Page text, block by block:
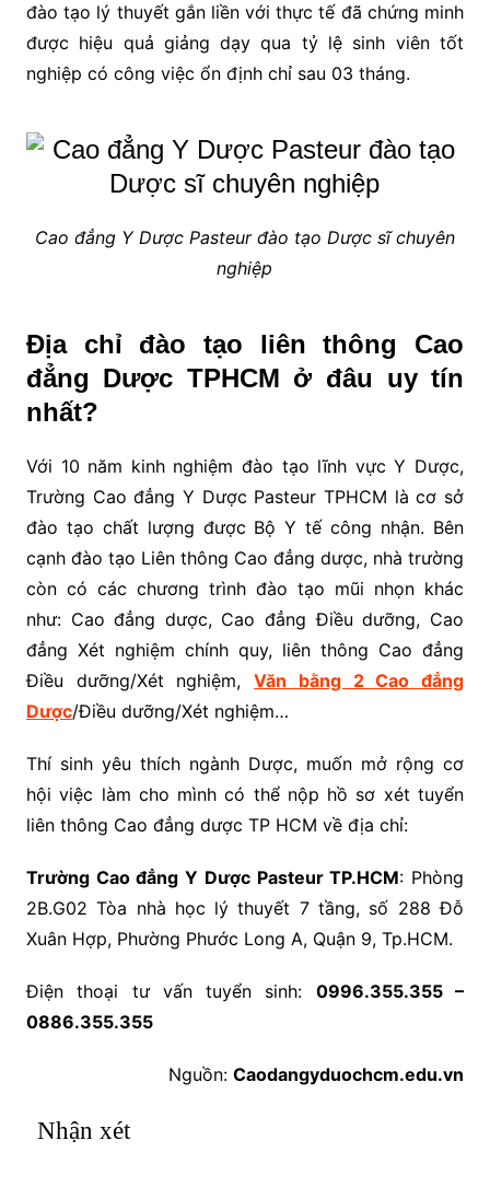
đào tạo lý thuyết gắn liền với thực tế đã chứng minh
được hiệu quả giảng dạy qua tỷ lệ sinh viên tốt
nghiệp có công việc ổn định chỉ sau 03 tháng.
Cao đẳng Y Dược Pasteur đào tạo Dược sĩ chuyên
nghiệp
Địa chỉ đào tạo liên thông Cao
đẳng Dược TPHCM ở đâu uy tín
nhất?
Với 10 năm kinh nghiệm đào tạo lĩnh vực Y Dược,
Trường Cao đẳng Y Dược Pasteur TPHCM là cơ sở
đào tạo chất lượng được Bộ Y tế công nhận. Bên
cạnh đào tạo Liên thông Cao đẳng dược, nhà trường
còn có các chương trình đào tạo mũi nhọn khác
như: Cao đẳng dược, Cao đẳng Điều dưỡng, Cao
đẳng Xét nghiệm chính quy, liên thông Cao đẳng
Điều dưỡng/Xét nghiệm,Văn bằng 2 Cao đẳng
Dược/Điều dưỡng/Xét nghiệm…
Thí sinh yêu thích ngành Dược, muốn mở rộng cơ
hội việc làm cho mình có thể nộp hồ sơ xét tuyển
liên thông Cao đẳng dược TP HCM về địa chỉ:
Trường Cao đẳng Y Dược Pasteur TP.HCM: Phòng
2B.G02 Tòa nhà học lý thuyết 7 tầng, số 288 Đỗ
Xuân Hợp, Phường Phước Long A, Quận 9, Tp.HCM.
Điện thoại tư vấn tuyển sinh: 0996.355.355 –
0886.355.355
Nguồn:Caodangyduochcm.edu.vn
Nhận xét